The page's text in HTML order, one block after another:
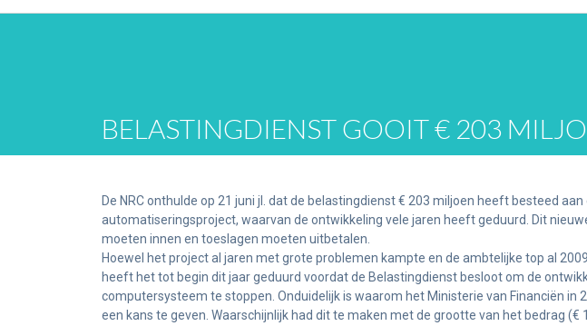
BELASTINGDIENST GOOIT € 203
De NRC onthulde op 21 juni jl. dat de belastingdienst € 203 miljoen heeft besteed
automatiseringsproject, waarvan de ontwikkeling vele jaren heeft geduurd. Dit
moeten innen en toeslagen moeten uitbetalen.
Hoewel het project al jaren met grote problemen kampte en de ambtelijke top al
heeft het tot begin dit jaar geduurd voordat de Belastingdienst besloot om de
computersysteem te stoppen. Onduidelijk is waarom het Ministerie van Financiën in
een kans te geven. Waarschijnlijk had dit te maken met de grootte van het bedrag (€